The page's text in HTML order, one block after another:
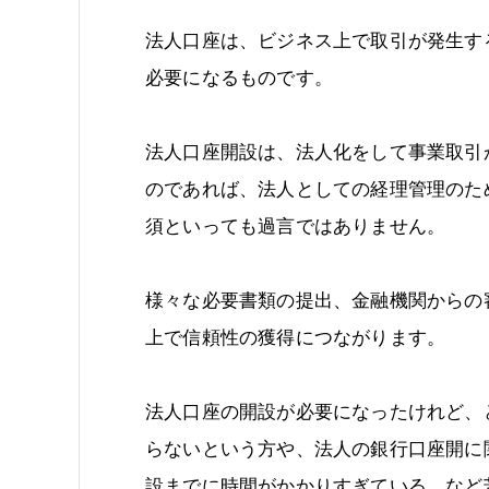
法人口座は、ビジネス上で取引が発生す
必要になるものです。
法人口座開設は、法人化をして事業取引
のであれば、法人としての経理管理のた
須といっても過言ではありません。
様々な必要書類の提出、金融機関から
上で信頼性の獲得につながります。
法人口座の開設が必要になったけれど
らないという方や、法人の銀行口座開